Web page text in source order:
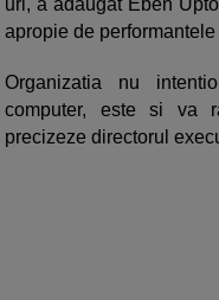
uri, a adaugat Eben
apropie de
Organizatia nu
computer, este si va
precizeze directorul